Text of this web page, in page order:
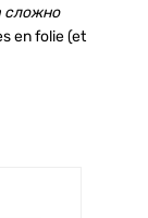
сложно
en folie (et